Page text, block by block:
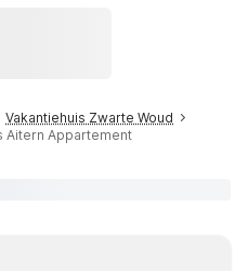
Vakantiehuis Zwarte Woud
Aitern Appartement